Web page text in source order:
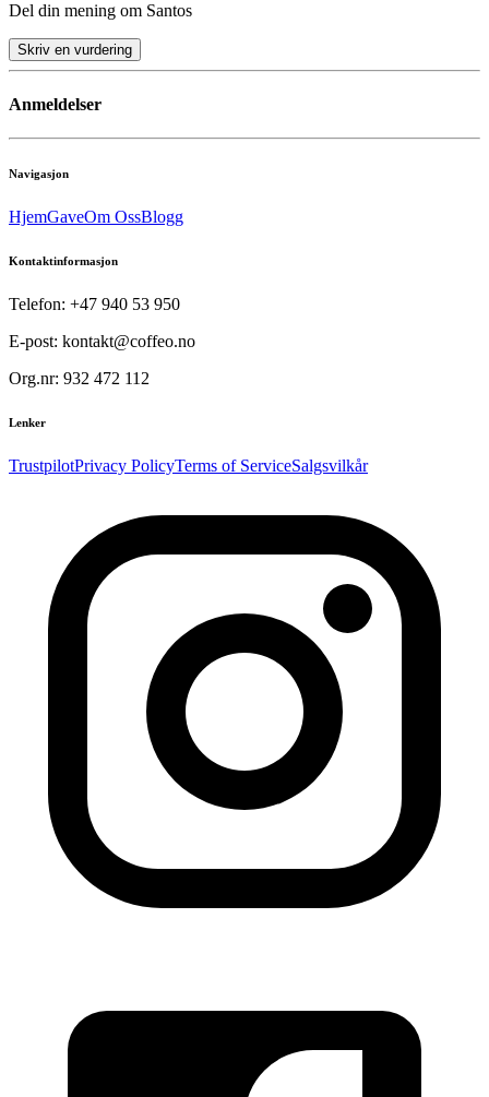
Del din mening om Santos
Skriv en vurdering
Anmeldelser
Navigasjon
HjemGaveOm OssBlogg
Kontaktinformasjon
Telefon: +47 940 53 950
E-post: kontakt@coffeo.no
Org.nr: 932 472 112
Lenker
TrustpilotPrivacy PolicyTerms of ServiceSalgsvilkår